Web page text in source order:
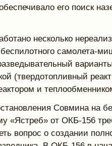
его поиск
несколько
самолета-
(твердотопливный
и
Совмина на
«Ястреб» от ОКБ-156
вопрос о создании